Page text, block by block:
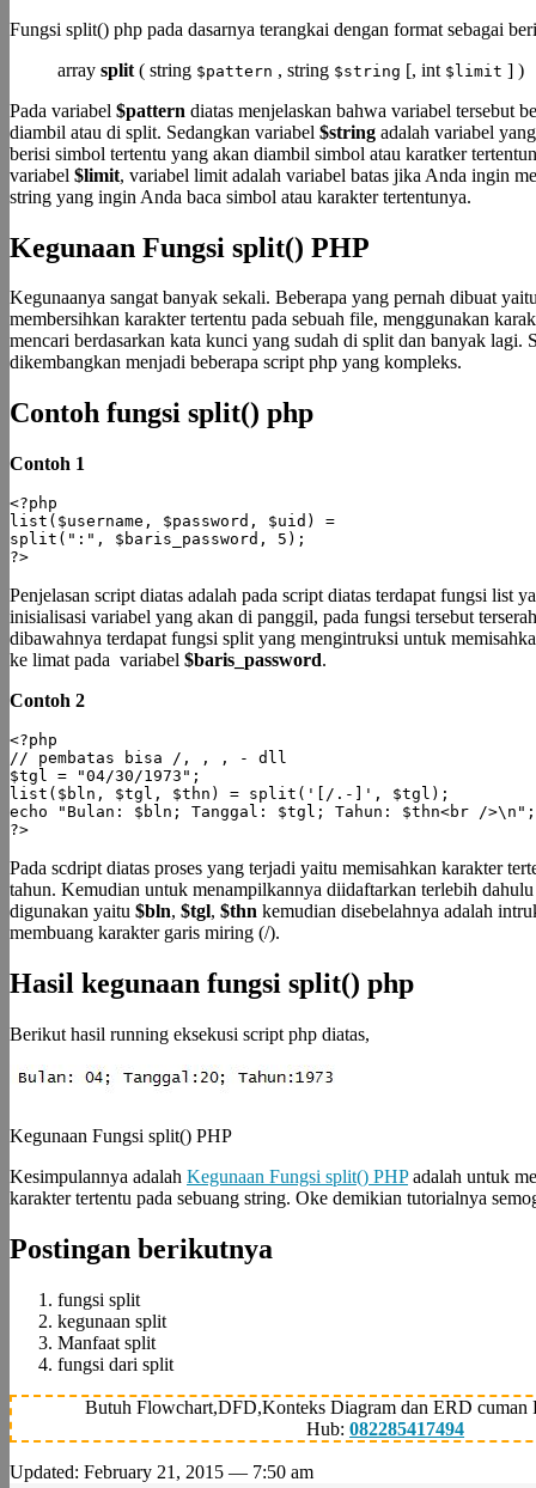
Fungsi split() php pada dasarnya terangkai dengan format sebagai
array split ( string $pattern , string $string [, int $limit ] )
Pada variabel $pattern diatas menjelaskan bahwa variabel tersebut
diambil atau di split. Sedangkan variabel $string adalah variabel
berisi simbol tertentu yang akan diambil simbol atau karatker
variabel $limit, variabel limit adalah variabel batas jika Anda ingin
string yang ingin Anda baca simbol atau karakter tertentunya.
Kegunaan Fungsi split() PHP
Kegunaanya sangat banyak sekali. Beberapa yang pernah dibuat
membersihkan karakter tertentu pada sebuah file, menggunakan
mencari berdasarkan kata kunci yang sudah di split dan banyak lagi.
dikembangkan menjadi beberapa script php yang kompleks.
Contoh fungsi split() php
Contoh 1
<?php
list($username, $password, $uid) =
split(":", $baris_password, 5);
?>
Penjelasan script diatas adalah pada script diatas terdapat fungsi list
inisialisasi variabel yang akan di panggil, pada fungsi tersebut
dibawahnya terdapat fungsi split yang mengintruksi untuk
ke limat pada variabel $baris_password.
Contoh 2
<?php
// pembatas bisa /, , , - dll
$tgl = "04/30/1973";
list($bln, $tgl, $thn) = split('[/.-]', $tgl);
echo "Bulan: $bln; Tanggal: $tgl; Tahun: $thn<br />\n";
?>
Pada scdript diatas proses yang terjadi yaitu memisahkan karakter
tahun. Kemudian untuk menampilkannya diidaftarkan terlebih
digunakan yaitu $bln, $tgl, $thn kemudian disebelahnya adalah
membuang karakter garis miring (/).
Hasil kegunaan fungsi split() php
Berikut hasil running eksekusi script php diatas,
Kegunaan Fungsi split() PHP
Kesimpulannya adalah Kegunaan Fungsi split() PHPadalah untuk
karakter tertentu pada sebuang string. Oke demikian tutorialnya
Postingan berikutnya
fungsi split
kegunaan split
Manfaat split
fungsi dari split
Butuh Flowchart,DFD,Konteks Diagram dan ERD
Hub:082285417494
Updated: February 21, 2015 — 7:50 am